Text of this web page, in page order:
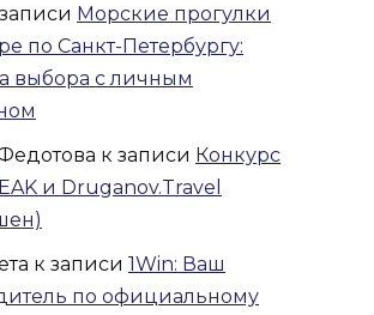
Морские прогулки
по Санкт-Петербургу:
выбора с личным
к записи Конкурс
и Druganov.Travel
к записи 1Win: Ваш
по официальному